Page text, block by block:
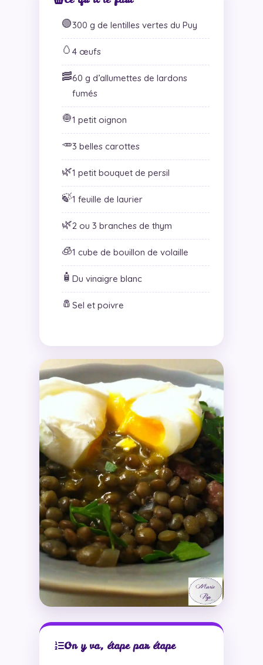
🟢300 g de lentilles vertes du Puy
🥚 4 œufs
🥓60 g d’allumettes de lardons
fumés
🧅1 petit oignon
🥕3 belles carottes
🌿1 petit bouquet de persil
🍃1 feuille de laurier
🌿2 ou 3 branches de thym
🧊1 cube de bouillon de volaille
🧴 Du vinaigre blanc
🧂 Sel et poivre
On y va, étape par étape